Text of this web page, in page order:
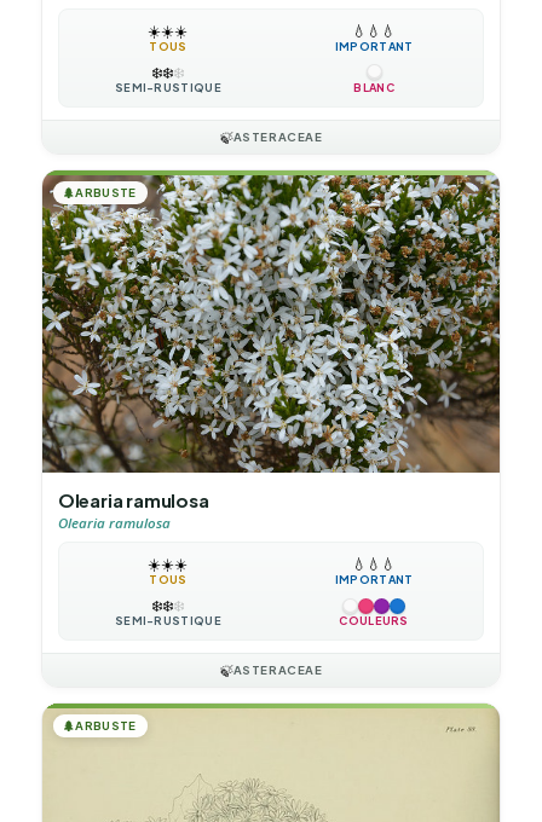
☀️☀️☀️
TOUS
💧 💧 💧
IMPORTANT
❄️❄️❄️
SEMI-RUSTIQUE BLANC
🍃ASTERACEAE
🌲ARBUSTE
Olearia ramulosa
Olearia ramulosa
☀️☀️☀️
TOUS
💧 💧 💧
IMPORTANT
❄️❄️❄️
SEMI-RUSTIQUE COULEURS
🍃ASTERACEAE
🌲ARBUSTE